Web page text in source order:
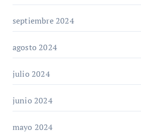
septiembre 2024
agosto 2024
julio 2024
junio 2024
mayo 2024